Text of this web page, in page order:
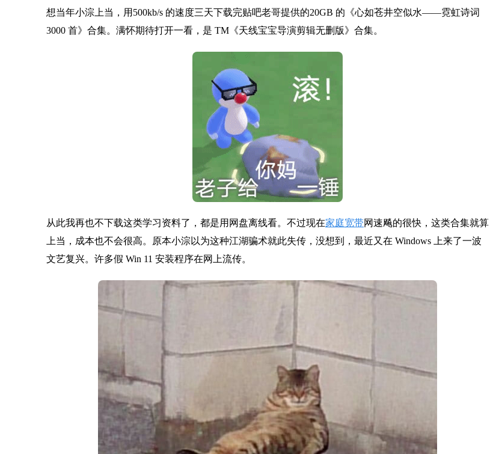
想当年小淙上当，用500kb/s 的速度三天下载完贴吧老哥提供的20GB 的《心如苍井空似水——霓虹诗词
3000 首》合集。满怀期待打开一看，是 TM《天线宝宝导演剪辑无删版》合集。
从此我再也不下载这类学习资料了，都是用网盘离线看。不过现在家庭宽带网速飚的很快，这类合集就算
上当，成本也不会很高。原本小淙以为这种江湖骗术就此失传，没想到，最近又在 Windows 上来了一波
文艺复兴。许多假 Win 11 安装程序在网上流传。